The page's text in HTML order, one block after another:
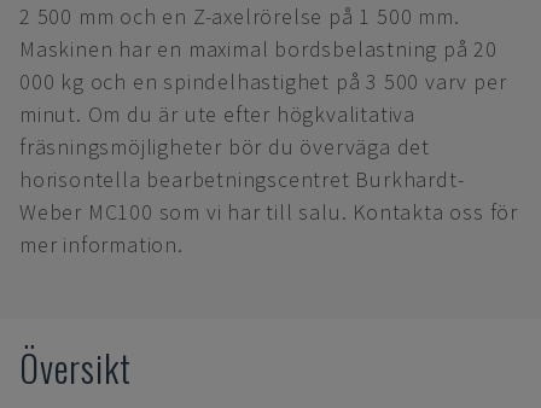
2 500 mm och en Z-axelrörelse på 1 500 mm.
Maskinen har en maximal bordsbelastning på 20
000 kg och en spindelhastighet på 3 500 varv per
minut. Om du är ute efter högkvalitativa
fräsningsmöjligheter bör du överväga det
horisontella bearbetningscentret Burkhardt-
Weber MC100 som vi har till salu. Kontakta oss för
mer information.
Översikt